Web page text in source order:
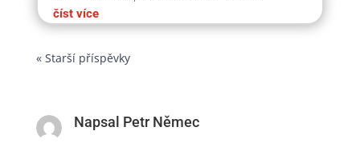
číst více
« Starší příspěvky
Napsal Petr Němec